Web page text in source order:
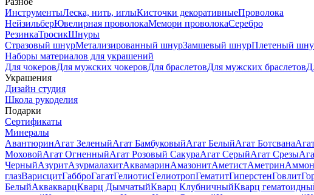
ИнструментыЛеска, нить, иглыКисточки декоративныеПроволока
НейзильберЮвелирная проволокаМемори проволокаСеребро
РезинкаТросикШнуры
Стразовый шнурМетализированный шнурЗамшевый шнурПлетеный
Наборы материалов для украшений
Для чокеровДля мужских чокеровДля браслетовДля мужских браслетов
Украшения
Дизайн студия
Школа рукоделия
Подарки
Сертификаты
Минералы
АвантюринАгат ЗеленыйАгат БамбуковыйАгат БелыйАгат Ботсвана
МоховойАгат ОгненныйАгат Розовый СакураАгат СерыйАгат Срезы
ЧерныйАзуритАзурмалахитАквамаринАмазонитАметистАметрин
глазВарисцитГабброГагатГелиотисГелиотропГематитГиперстенГовлит
БелыйАквакварцКварц ДымчатыйКварц КлубничныйКварц